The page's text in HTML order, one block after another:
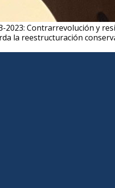
2023: Contrarrevolución y
la reestructuración